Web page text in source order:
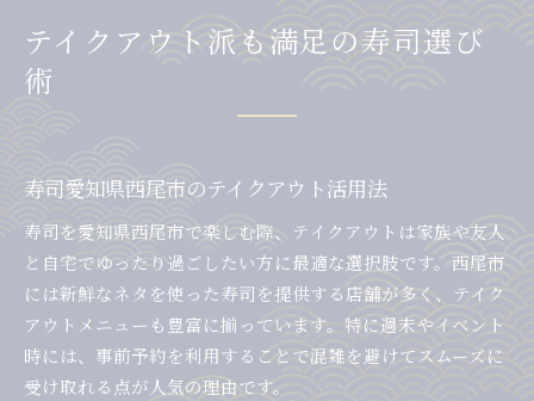
テイクアウト派も満足の寿司選び
術
寿司愛知県西尾市のテイクアウト活用法
寿司を愛知県西尾市で楽しむ際、テイクアウトは家族や友人
と自宅でゆったり過ごしたい方に最適な選択肢です。西尾市
には新鮮なネタを使った寿司を提供する店舗が多く、テイク
アウトメニューも豊富に揃っています。特に週末やイベント
時には、事前予約を利用することで混雑を避けてスムーズに
受け取れる点が人気の理由です。